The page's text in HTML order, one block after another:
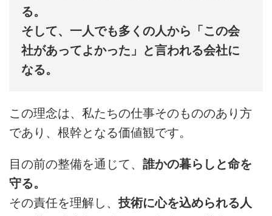
る。
そして、一人でも多くの人から「この会
社があってよかった」と言われる会社に
なる。
この理念は、私たちの仕事そのもののあり方
であり、根幹となる価値観です。
目の前の整備を通じて、 誰かの暮らしと命を
守る。
その責任を理解し、 技術に心を込められる人